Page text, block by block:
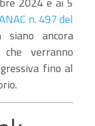
n. 497 del
ancora
che verranno
fino al